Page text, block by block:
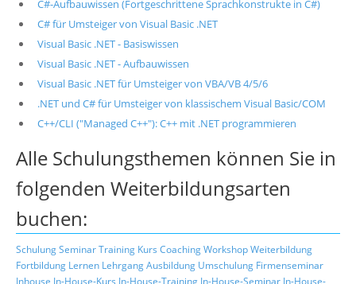
C#-Aufbauwissen (Fortgeschrittene Sprachkonstrukte in C#)
C# für Umsteiger von Visual Basic .NET
Visual Basic .NET - Basiswissen
Visual Basic .NET - Aufbauwissen
Visual Basic .NET für Umsteiger von VBA/VB 4/5/6
.NET und C# für Umsteiger von klassischem Visual Basic/COM
C++/CLI ("Managed C++"): C++ mit .NET programmieren
Alle Schulungsthemen können Sie in
folgenden Weiterbildungsarten
buchen:
SchulungSeminarTraining Kurs CoachingWorkshopWeiterbildung
Fortbildung Lernen LehrgangAusbildung Umschulung Firmenseminar